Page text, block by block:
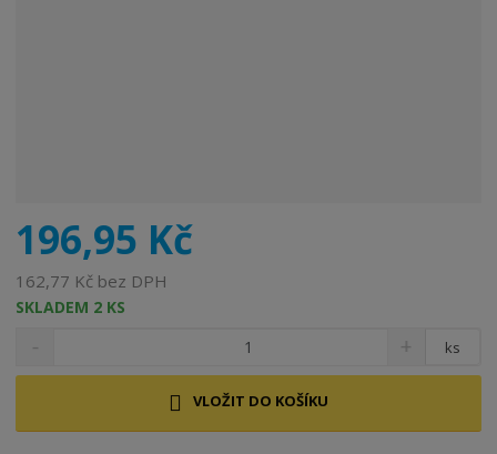
196,95 Kč
162,77 Kč bez DPH
SKLADEM 2 KS
ks
VLOŽIT DO KOŠÍKU